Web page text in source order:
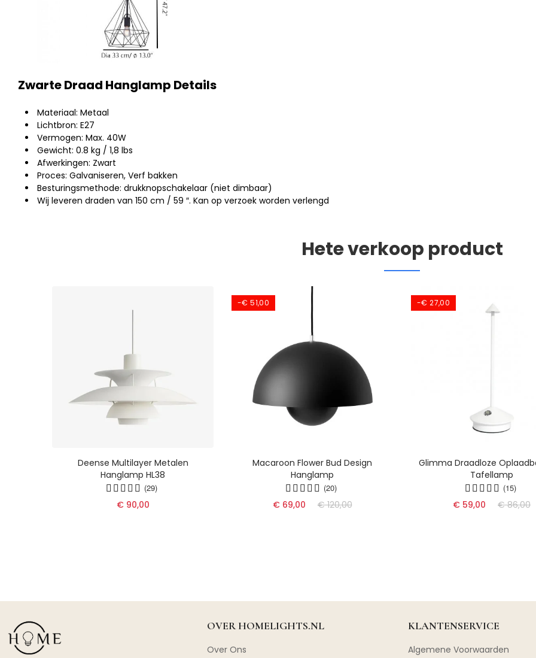
Zwarte Draad Hanglamp Details
Materiaal: Metaal
Lichtbron: E27
Vermogen: Max. 40W
Gewicht: 0.8 kg / 1,8 lbs
Afwerkingen: Zwart
Proces: Galvaniseren, Verf bakken
Besturingsmethode: drukknopschakelaar (niet dimbaar)
Wij leveren draden van 150 cm / 59 ″. Kan op verzoek worden verlengd
Hete verkoop product
Deense Multilayer Metalen
Hanglamp HL38
(29)
€ 90,00
-€ 51,00
Macaroon Flower Bud Design
Hanglamp
(20)
€ 69,00 € 120,00
-€ 27,00
Glimma Draadloze
Tafellamp
(15)
€ 59,00 € 86,00
OVER HOMELIGHTS.NL
Over Ons
KLANTENSERVICE
Algemene Voorwaarden